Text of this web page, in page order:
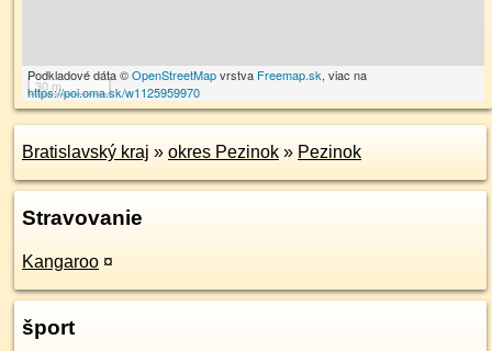
30 m
Podkladové dáta ©OpenStreetMapvrstva Freemap.sk, viac na
https://poi.oma.sk/w1125959970
Bratislavský kraj » okres Pezinok » Pezinok
Stravovanie
Kangaroo ¤
šport